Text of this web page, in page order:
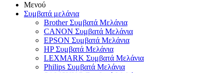
Μενού
Συμβατά μελάνια
Brother Συμβατά Μελάνια
CANON Συμβατά Μελάνια
EPSON Συμβατά Μελάνια
HP Συμβατά Μελάνια
LEXMARK Συμβατά Μελάνια
Philips Συμβατά Μελάνια